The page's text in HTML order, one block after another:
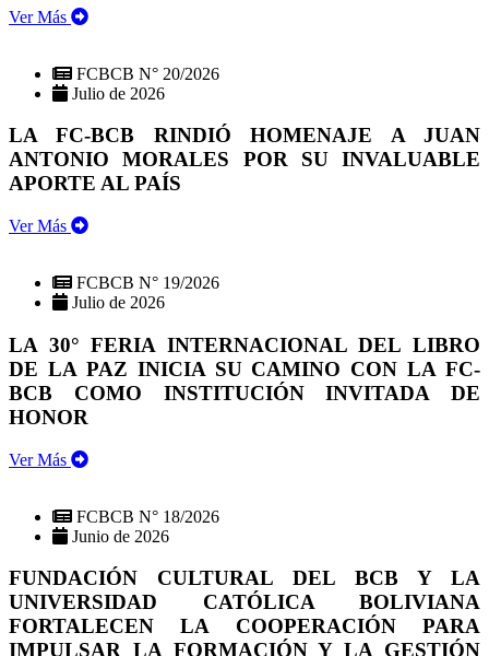
Ver Más
FCBCB N° 20/2026
Julio de 2026
LA FC-BCB RINDIÓ HOMENAJE A JUAN
ANTONIO MORALES POR SU INVALUABLE
APORTE AL PAÍS
Ver Más
FCBCB N° 19/2026
Julio de 2026
LA 30° FERIA INTERNACIONAL DEL LIBRO
DE LA PAZ INICIA SU CAMINO CON LA FC-
BCB COMO INSTITUCIÓN INVITADA DE
HONOR
Ver Más
FCBCB N° 18/2026
Junio de 2026
FUNDACIÓN CULTURAL DEL BCB Y LA
UNIVERSIDAD CATÓLICA BOLIVIANA
FORTALECEN LA COOPERACIÓN PARA
IMPULSAR LA FORMACIÓN Y LA GESTIÓN